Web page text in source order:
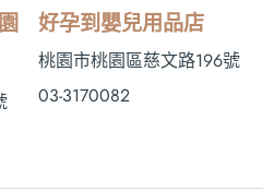
好孕到嬰兒用品店
桃園市桃園區慈文路196號
03-3170082